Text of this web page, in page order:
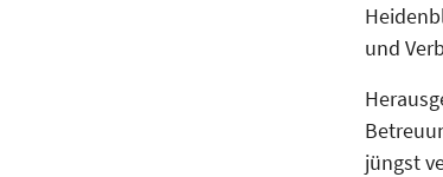
und
jüngst